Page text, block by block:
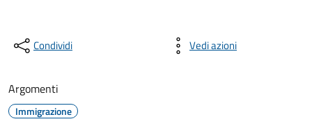
Condividi Vedi azioni
Argomenti
Immigrazione